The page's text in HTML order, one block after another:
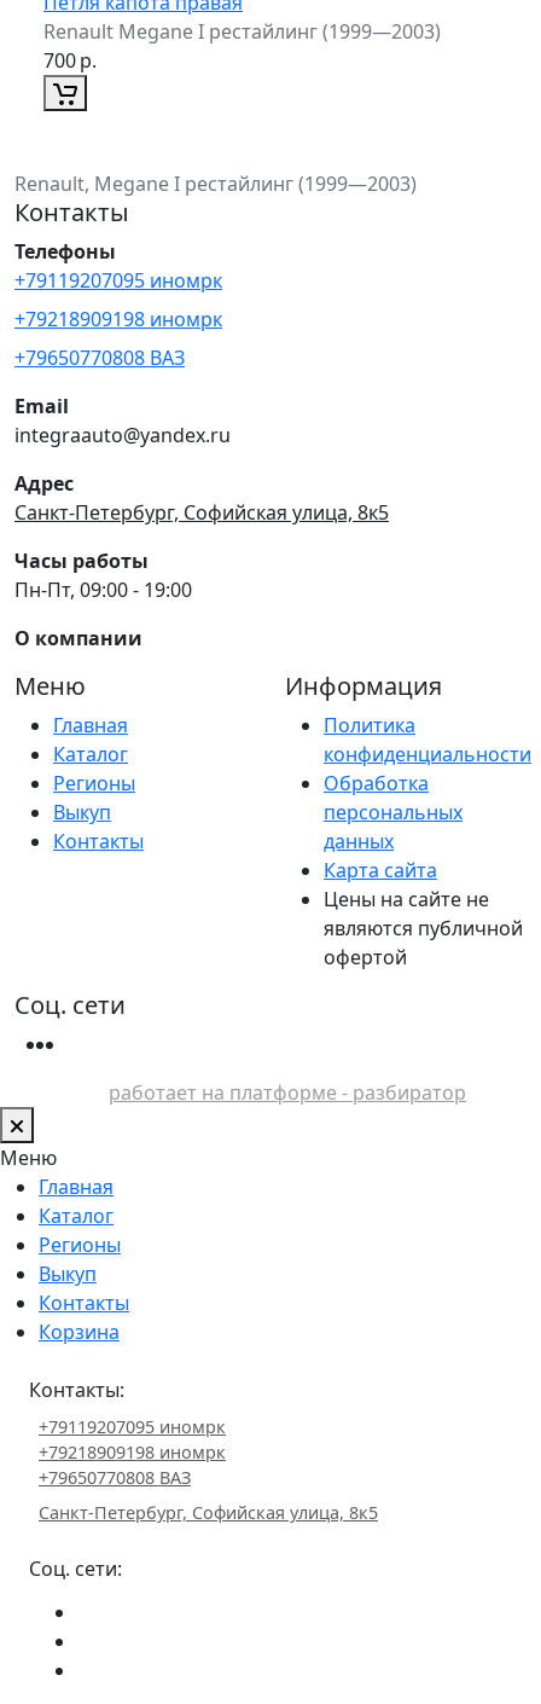
Renault Megane I рестайлинг (1999—2003)
700р.
Renault, Megane I рестайлинг (1999—2003)
Контакты
Телефоны
+79119207095 иномрк
+79218909198 иномрк
+79650770808 ВАЗ
Email
integraauto@yandex.ru
Адрес
Санкт-Петербург, Софийская улица, 8к5
Часы работы
Пн-Пт, 09:00 - 19:00
О компании
Меню
Главная
Каталог
Регионы
Выкуп
Контакты
Информация
Политика
конфиденциальности
Обработка
персональных
данных
Карта сайта
Цены на сайте не
являются публичной
офертой
Соц. сети
работает на платформе - разбиратор
Меню
Главная
Каталог
Регионы
Выкуп
Контакты
Корзина
Контакты:
+79119207095 иномрк
+79218909198 иномрк
+79650770808 ВАЗ
Санкт-Петербург, Софийская улица, 8к5
Соц. сети: